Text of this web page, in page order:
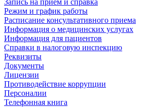
Запись на прием и справка
Режим и график работы
Расписание консультативного приема
Информация о медицинских услугах
Информация для пациентов
Справки в налоговую инспекцию
Реквизиты
Документы
Лицензии
Противодействие коррупции
Персоналии
Телефонная книга